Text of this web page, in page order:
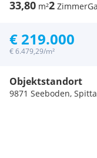
33,80 m²2 Zimmer
€ 219.000
€ 6.479,29/m²
Objektstandort
9871 Seeboden,